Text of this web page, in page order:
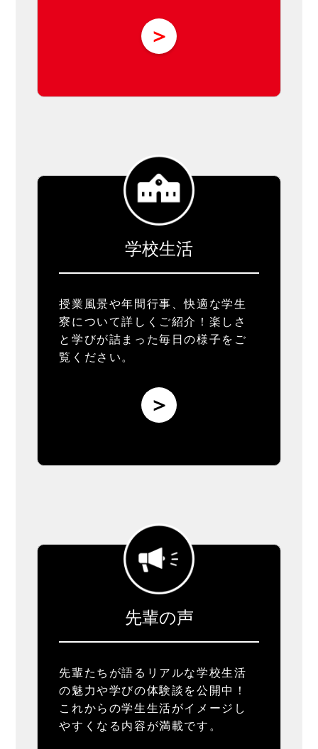
＞
学校生活
授業風景や年間行事、快適な学生
寮について詳しくご紹介！楽しさ
と学びが詰まった毎日の様子をご
覧ください。
＞
先輩の声
先輩たちが語るリアルな学校生活
の魅力や学びの体験談を公開中！
これからの学生生活がイメージし
やすくなる内容が満載です。